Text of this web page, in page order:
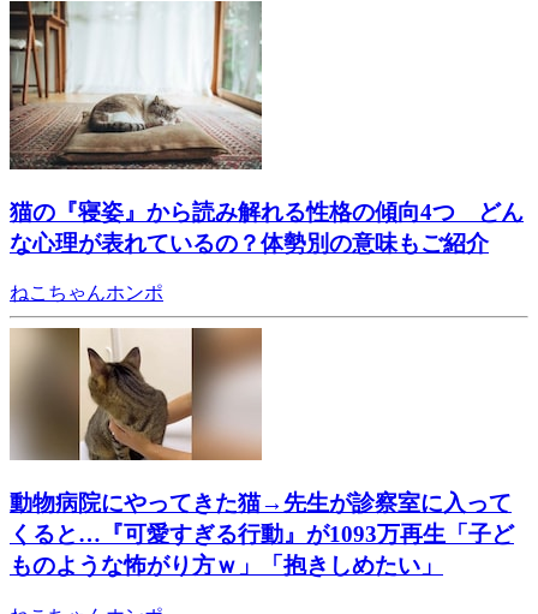
猫の『寝姿』から読み解れる性格の傾向4つ どん
な心理が表れているの？体勢別の意味もご紹介
ねこちゃんホンポ
動物病院にやってきた猫→先生が診察室に入って
くると…『可愛すぎる行動』が1093万再生「子ど
ものような怖がり方ｗ」「抱きしめたい」